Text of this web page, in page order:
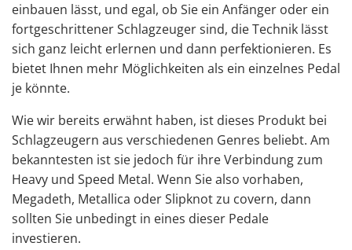
einbauen lässt, und egal, ob Sie ein Anfänger oder ein
fortgeschrittener Schlagzeuger sind, die Technik lässt
sich ganz leicht erlernen und dann perfektionieren. Es
bietet Ihnen mehr Möglichkeiten als ein einzelnes Pedal
je könnte.
Wie wir bereits erwähnt haben, ist dieses Produkt bei
Schlagzeugern aus verschiedenen Genres beliebt. Am
bekanntesten ist sie jedoch für ihre Verbindung zum
Heavy und Speed Metal. Wenn Sie also vorhaben,
Megadeth, Metallica oder Slipknot zu covern, dann
sollten Sie unbedingt in eines dieser Pedale
investieren.